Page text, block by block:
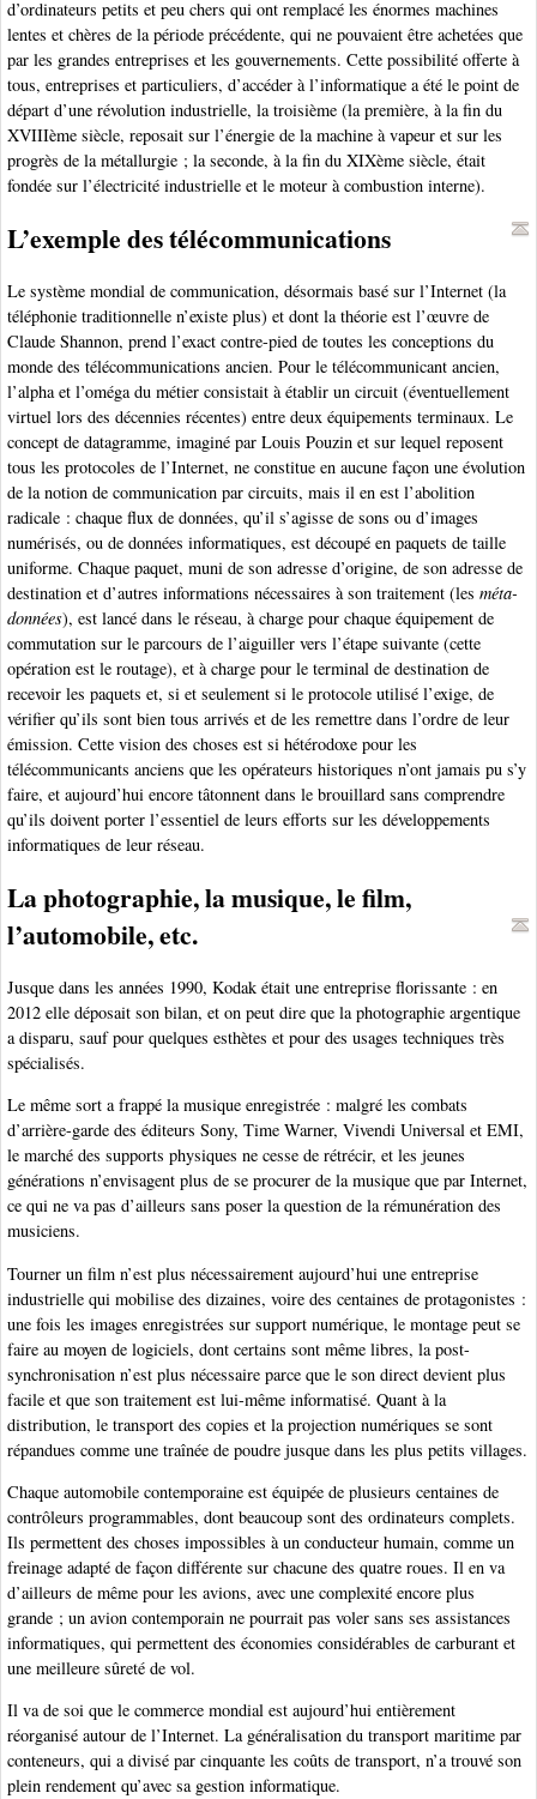
d’ordinateurs petits et peu chers qui ont remplacé les énormes machines
lentes et chères de la période précédente, qui ne pouvaient être achetées que
par les grandes entreprises et les gouvernements. Cette possibilité offerte à
tous, entreprises et particuliers, d’accéder à l’informatique a été le point de
départ d’une révolution industrielle, la troisième (la première, à la fin du
XVIIIème siècle, reposait sur l’énergie de la machine à vapeur et sur les
progrès de la métallurgie ; la seconde, à la fin du XIXème siècle, était
fondée sur l’électricité industrielle et le moteur à combustion interne).
L’exemple des télécommunications
Le système mondial de communication, désormais basé sur l’Internet (la
téléphonie traditionnelle n’existe plus) et dont la théorie est l’œuvre de
Claude Shannon, prend l’exact contre-pied de toutes les conceptions du
monde des télécommunications ancien. Pour le télécommunicant ancien,
l’alpha et l’oméga du métier consistait à établir un circuit (éventuellement
virtuel lors des décennies récentes) entre deux équipements terminaux. Le
concept de datagramme, imaginé par Louis Pouzin et sur lequel reposent
tous les protocoles de l’Internet, ne constitue en aucune façon une évolution
de la notion de communication par circuits, mais il en est l’abolition
radicale : chaque flux de données, qu’il s’agisse de sons ou d’images
numérisés, ou de données informatiques, est découpé en paquets de taille
uniforme. Chaque paquet, muni de son adresse d’origine, de son adresse de
destination et d’autres informations nécessaires à son traitement (les méta-
données), est lancé dans le réseau, à charge pour chaque équipement de
commutation sur le parcours de l’aiguiller vers l’étape suivante (cette
opération est le routage), et à charge pour le terminal de destination de
recevoir les paquets et, si et seulement si le protocole utilisé l’exige, de
vérifier qu’ils sont bien tous arrivés et de les remettre dans l’ordre de leur
émission. Cette vision des choses est si hétérodoxe pour les
télécommunicants anciens que les opérateurs historiques n’ont jamais pu s’y
faire, et aujourd’hui encore tâtonnent dans le brouillard sans comprendre
qu’ils doivent porter l’essentiel de leurs efforts sur les développements
informatiques de leur réseau.
La photographie, la musique, le film,
l’automobile, etc.
Jusque dans les années 1990, Kodak était une entreprise florissante : en
2012 elle déposait son bilan, et on peut dire que la photographie argentique
a disparu, sauf pour quelques esthètes et pour des usages techniques très
spécialisés.
Le même sort a frappé la musique enregistrée : malgré les combats
d’arrière-garde des éditeurs Sony, Time Warner, Vivendi Universal et EMI,
le marché des supports physiques ne cesse de rétrécir, et les jeunes
générations n’envisagent plus de se procurer de la musique que par Internet,
ce qui ne va pas d’ailleurs sans poser la question de la rémunération des
musiciens.
Tourner un film n’est plus nécessairement aujourd’hui une entreprise
industrielle qui mobilise des dizaines, voire des centaines de protagonistes :
une fois les images enregistrées sur support numérique, le montage peut se
faire au moyen de logiciels, dont certains sont même libres, la post-
synchronisation n’est plus nécessaire parce que le son direct devient plus
facile et que son traitement est lui-même informatisé. Quant à la
distribution, le transport des copies et la projection numériques se sont
répandues comme une traînée de poudre jusque dans les plus petits villages.
Chaque automobile contemporaine est équipée de plusieurs centaines de
contrôleurs programmables, dont beaucoup sont des ordinateurs complets.
Ils permettent des choses impossibles à un conducteur humain, comme un
freinage adapté de façon différente sur chacune des quatre roues. Il en va
d’ailleurs de même pour les avions, avec une complexité encore plus
grande ; un avion contemporain ne pourrait pas voler sans ses assistances
informatiques, qui permettent des économies considérables de carburant et
une meilleure sûreté de vol.
Il va de soi que le commerce mondial est aujourd’hui entièrement
réorganisé autour de l’Internet. La généralisation du transport maritime par
conteneurs, qui a divisé par cinquante les coûts de transport, n’a trouvé son
plein rendement qu’avec sa gestion informatique.